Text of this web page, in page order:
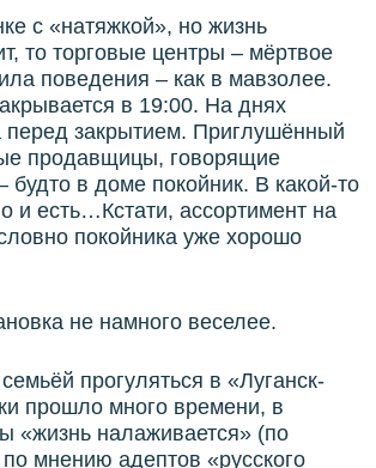
с «натяжкой», но жизнь
то торговые центры – мёртвое
поведения – как в мавзолее.
в 19:00. На днях
перед закрытием. Приглушённый
продавщицы, говорящие
будто в доме покойник. В какой-то
и есть…Кстати, ассортимент на
покойника уже хорошо
не намного веселее.
прогуляться в «Луганск-
прошло много времени, в
«жизнь налаживается» (по
мнению адептов «русского